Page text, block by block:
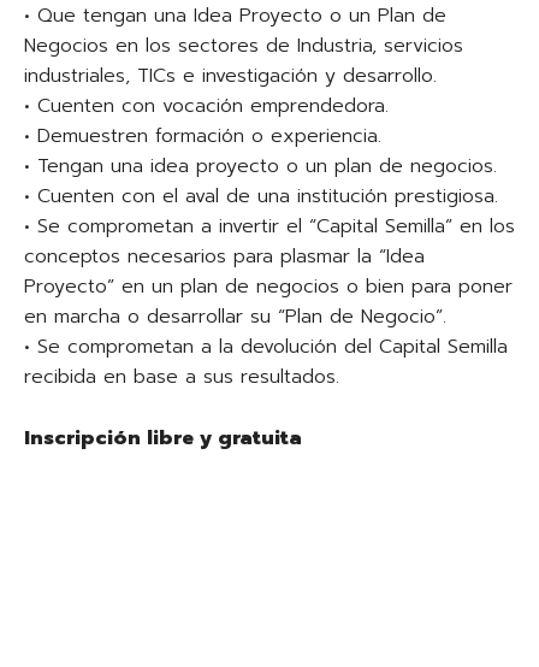
• Que tengan una Idea Proyecto o un Plan de
Negocios en los sectores de Industria, servicios
industriales, TICs e investigación y desarrollo.
• Cuenten con vocación emprendedora.
• Demuestren formación o experiencia.
• Tengan una idea proyecto o un plan de negocios.
• Cuenten con el aval de una institución prestigiosa.
• Se comprometan a invertir el “Capital Semilla” en los
conceptos necesarios para plasmar la “Idea
Proyecto” en un plan de negocios o bien para poner
en marcha o desarrollar su “Plan de Negocio”.
• Se comprometan a la devolución del Capital Semilla
recibida en base a sus resultados.
Inscripción libre y gratuita